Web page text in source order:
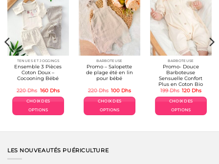
peuvent
être
choisies
sur
la
page
du
produit
TENUES ET JOGGINGS
Ensemble 3 Pièces
Coton Doux –
Cocooning Bébé
220Dhs Le
initial
était :
220 Dhs.
160 DhsLe
actuel
CHOIX DES
OPTIONS
a
variations.
BARBOTEUSE
Promo – Salopette
de plage été en lin
pour bébé
220Dhs Le
initial
était :
220 Dhs.
100 DhsLe
actuel
CHOIX DES
OPTIONS
a
BARBOTEUSE
Promo- Douce
Barboteuse
Sensuelle Confort
Plus en Coton Bio
199Dhs Le
initial
était :
199 Dhs.
120 DhsLe
actuel
CHOIX DES
OPTIONS
a
LES NOUVEAUTÉS PUÉRICULTURE